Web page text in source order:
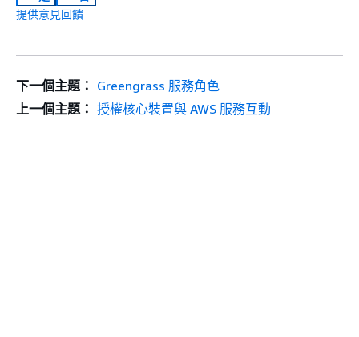
提供意見回饋
下一個主題： Greengrass 服務角色
上一個主題： 授權核心裝置與 AWS 服務互動